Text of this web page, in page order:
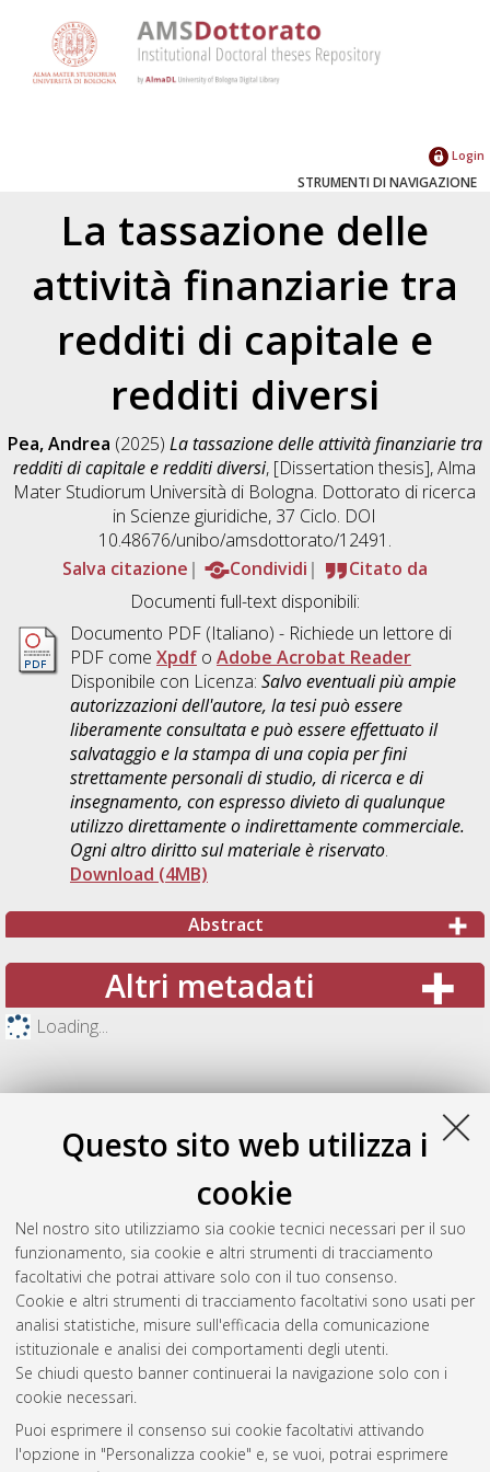
Questo sito web utilizza i
cookie
Nel nostro sito utilizziamo sia cookie tecnici necessari per il suo
funzionamento, sia cookie e altri strumenti di tracciamento
facoltativi che potrai attivare solo con il tuo consenso.
Cookie e altri strumenti di tracciamento facoltativi sono usati per
analisi statistiche, misure sull'efficacia della comunicazione
istituzionale e analisi dei comportamenti degli utenti.
Se chiudi questo banner continuerai la navigazione solo con i
cookie necessari.
Puoi esprimere il consenso sui cookie facoltativi attivando
l'opzione in "Personalizza cookie" e, se vuoi, potrai esprimere
Login
STRUMENTI DI NAVIGAZIONE
La tassazione delle
attività finanziarie tra
redditi di capitale e
redditi diversi
Pea, Andrea (2025) La tassazione delle attività finanziarie tra
redditi di capitale e redditi diversi, [Dissertation thesis], Alma
Mater Studiorum Università di Bologna. Dottorato di ricerca
in Scienze giuridiche, 37 Ciclo. DOI
10.48676/unibo/amsdottorato/12491.
Salva citazione
Condividi
Citato da
Documenti full-text disponibili:
Documento PDF(Italiano) - Richiede un lettore di
PDF come Xpdfo Adobe Acrobat Reader
Disponibile con Licenza: Salvo eventuali più ampie
autorizzazioni dell'autore, la tesi può essere
liberamente consultata e può essere effettuato il
salvataggio e la stampa di una copia per fini
strettamente personali di studio, di ricerca e di
insegnamento, con espresso divieto di qualunque
utilizzo direttamente o indirettamente commerciale.
Ogni altro diritto sul materiale è riservato.
Download (4MB)
Abstract
Altri metadati
Loading...
Gestione del documento:
Atom
Rss 1.0